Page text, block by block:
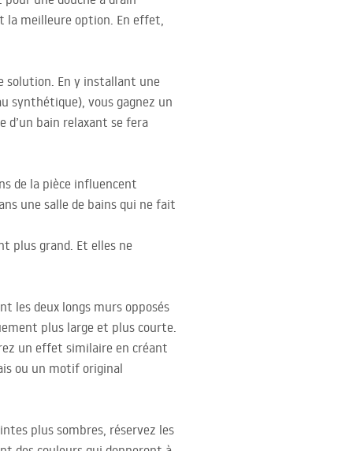
la meilleure option. En effet,
solution. En y installant une
synthétique), vous gagnez un
d’un bain relaxant se fera
de la pièce influencent
une salle de bains qui ne fait
plus grand. Et elles ne
les deux longs murs opposés
plus large et plus courte.
un effet similaire en créant
ou un motif original
plus sombres, réservez les